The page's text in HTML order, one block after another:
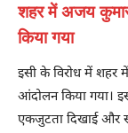
शहर में अजय
किया गया
इसी के विरोध में शहर
आंदोलन किया गया।
एकजुटता दिखाई और